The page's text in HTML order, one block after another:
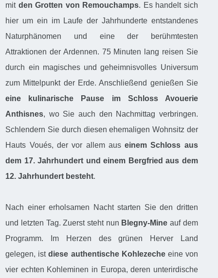
mit den Grotten von Remouchamps. Es handelt sich
hier um ein im Laufe der Jahrhunderte entstandenes
Naturphänomen und eine der berühmtesten
Attraktionen der Ardennen. 75 Minuten lang reisen Sie
durch ein magisches und geheimnisvolles Universum
zum Mittelpunkt der Erde. Anschließend genießen Sie
eine kulinarische Pause im Schloss Avouerie
Anthisnes, wo Sie auch den Nachmittag verbringen.
Schlendern Sie durch diesen ehemaligen Wohnsitz der
Hauts Voués, der vor allem auseinem Schloss aus
dem 17. Jahrhundert und einem Bergfried aus dem
12. Jahrhundert besteht.
Nach einer erholsamen Nacht starten Sie den dritten
und letzten Tag. Zuerst steht nun Blegny-Mine auf dem
Programm. Im Herzen des grünen Herver Land
gelegen, istdiese authentische Kohlezecheeine von
vier echten Kohleminen in Europa, deren unterirdische